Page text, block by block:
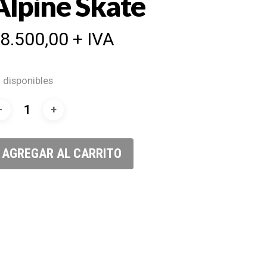
8.500,00 + IVA
disponibles
AGREGAR AL CARRITO